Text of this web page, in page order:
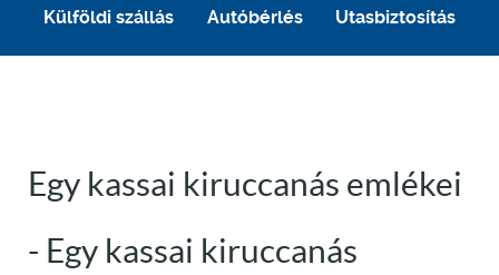
Külföldi szállás Autóbérlés Utasbiztosítás
Egy kassai kiruccanás emlékei
- Egy kassai kiruccanás